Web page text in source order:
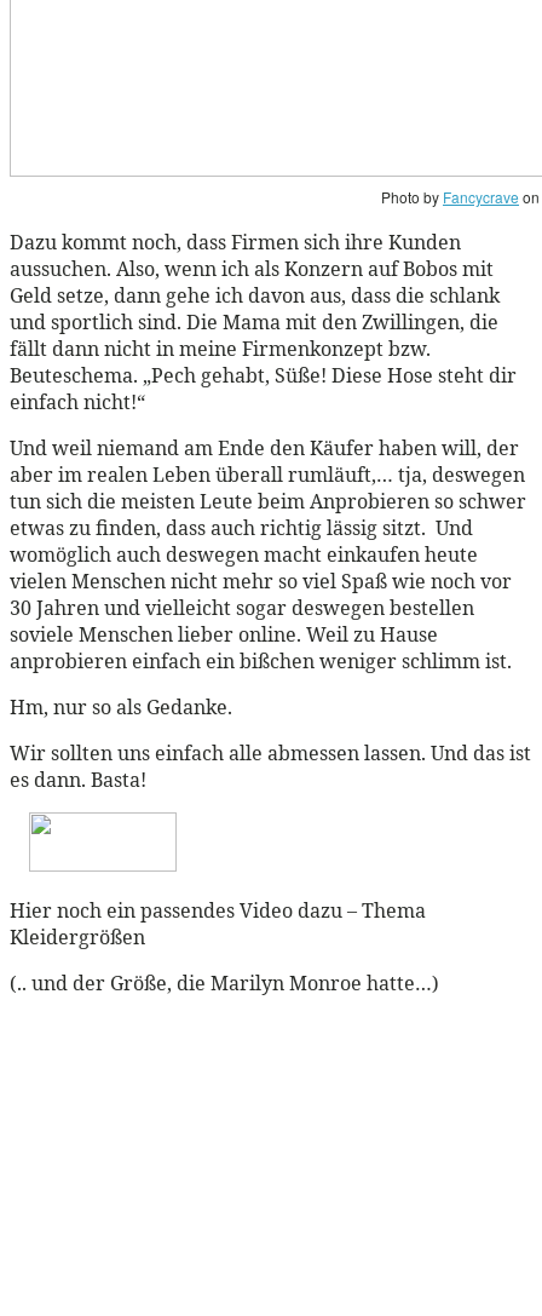
Photo by Fancycrave on
Dazu kommt noch, dass Firmen sich ihre Kunden
aussuchen. Also, wenn ich als Konzern auf Bobos mit
Geld setze, dann gehe ich davon aus, dass die schlank
und sportlich sind. Die Mama mit den Zwillingen, die
fällt dann nicht in meine Firmenkonzept bzw.
Beuteschema. „Pech gehabt, Süße! Diese Hose steht dir
einfach nicht!“
Und weil niemand am Ende den Käufer haben will, der
aber im realen Leben überall rumläuft,… tja, deswegen
tun sich die meisten Leute beim Anprobieren so schwer
etwas zu finden, dass auch richtig lässig sitzt. Und
womöglich auch deswegen macht einkaufen heute
vielen Menschen nicht mehr so viel Spaß wie noch vor
30 Jahren und vielleicht sogar deswegen bestellen
soviele Menschen lieber online. Weil zu Hause
anprobieren einfach ein bißchen weniger schlimm ist.
Hm, nur so als Gedanke.
Wir sollten uns einfach alle abmessen lassen. Und das ist
es dann. Basta!
Hier noch ein passendes Video dazu – Thema
Kleidergrößen
(.. und der Größe, die Marilyn Monroe hatte…)